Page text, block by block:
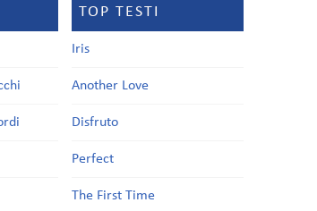
TOP TESTI
Iris
Another Love
Disfruto
Perfect
The First Time